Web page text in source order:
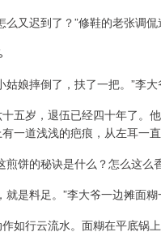
么又迟到了？”修鞋的老张调侃
姑娘摔倒了，扶了一把。”李
五岁，退伍已经四十年了。
一道浅浅的疤痕，从左耳一
煎饼的秘诀是什么？怎么这么
就是料足。”李大爷一边摊面
如行云流水。面糊在平底锅